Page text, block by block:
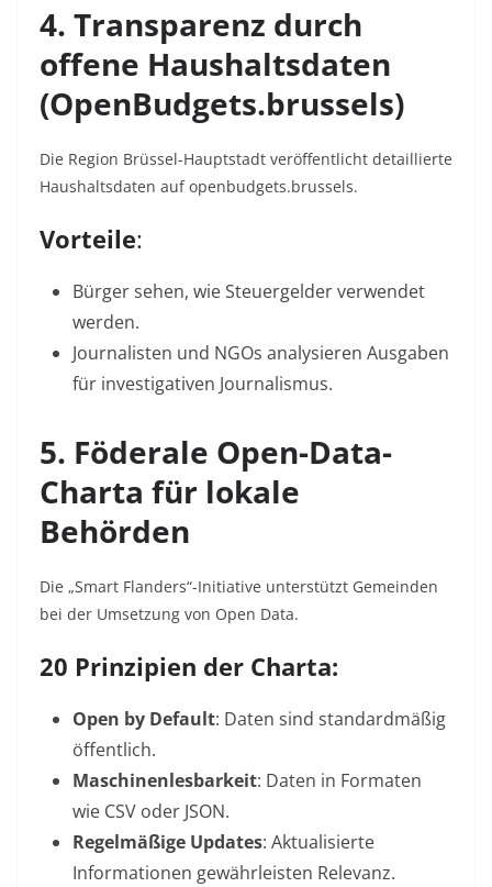
4. Transparenz durch
offene Haushaltsdaten
(OpenBudgets.brussels)
Die Region Brüssel-Hauptstadt veröffentlicht detaillierte
Haushaltsdaten aufopenbudgets.brussels.
Vorteile:
Bürger sehen, wie Steuergelder verwendet
werden.
Journalisten und NGOs analysieren Ausgaben
für investigativen Journalismus.
5. Föderale Open-Data-
Charta für lokale
Behörden
Die „Smart Flanders“-Initiative unterstützt Gemeinden
bei der Umsetzung von Open Data.
20 Prinzipien der Charta:
Open by Default: Daten sind standardmäßig
öffentlich.
Maschinenlesbarkeit: Daten in Formaten
wie CSV oder JSON.
Regelmäßige Updates: Aktualisierte
Informationen gewährleisten Relevanz.